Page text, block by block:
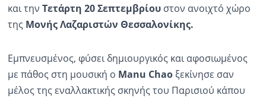
και την Τετάρτη 20 Σεπτεμβρίουστον ανοιχτό χώρο
της Μονής Λαζαριστών Θεσσαλονίκης.
Εμπνευσμένος, φύσει δημιουργικός και αφοσιωμένος
με πάθος στη μουσική ο Μanu Chaoξεκίνησε σαν
μέλος της εναλλακτικής σκηνής του Παρισιού κάπου